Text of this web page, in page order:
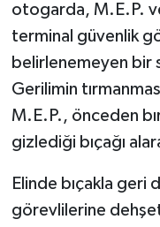
otogarda, M.E.P.
terminal güvenlik
belirlenemeyen bir
Gerilimin
M.E.P., önceden
gizlediği bıçağı
Elinde bıçakla geri
görevlilerine